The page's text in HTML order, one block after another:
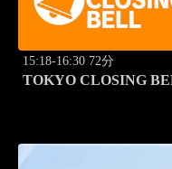
15:18-16:30 72分
TOKYO CLOSING